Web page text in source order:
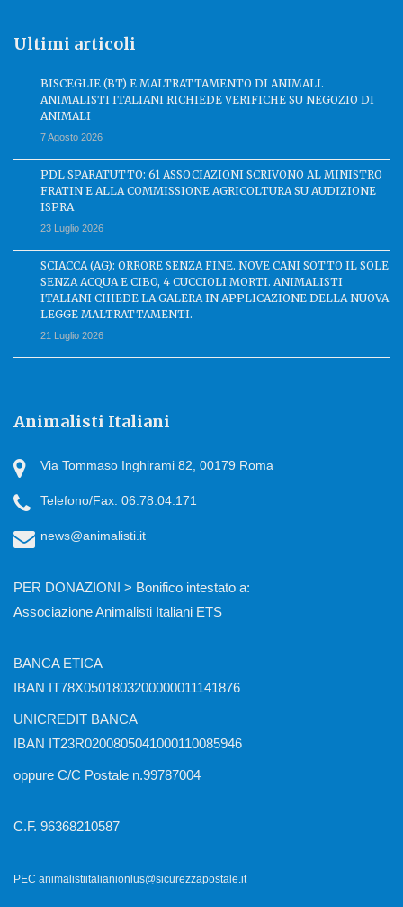
Ultimi articoli
BISCEGLIE (BT) E MALTRATTAMENTO DI ANIMALI.
ANIMALISTI ITALIANI RICHIEDE VERIFICHE SU NEGOZIO DI
ANIMALI
7 Agosto 2026
PDL SPARATUTTO: 61 ASSOCIAZIONI SCRIVONO AL MINISTRO
FRATIN E ALLA COMMISSIONE AGRICOLTURA SU AUDIZIONE
ISPRA
23 Luglio 2026
SCIACCA (AG): ORRORE SENZA FINE. NOVE CANI SOTTO IL SOLE
SENZA ACQUA E CIBO, 4 CUCCIOLI MORTI. ANIMALISTI
ITALIANI CHIEDE LA GALERA IN APPLICAZIONE DELLA NUOVA
LEGGE MALTRATTAMENTI.
21 Luglio 2026
Animalisti Italiani
Via Tommaso Inghirami 82, 00179 Roma
Telefono/Fax: 06.78.04.171
news@animalisti.it
PER DONAZIONI > Bonifico intestato a:
Associazione Animalisti Italiani ETS
BANCA ETICA
IBAN IT78X0501803200000011141876
UNICREDIT BANCA
IBAN IT23R0200805041000110085946
oppure C/C Postale n.99787004
C.F. 96368210587
PEC animalistiitalianionlus@sicurezzapostale.it